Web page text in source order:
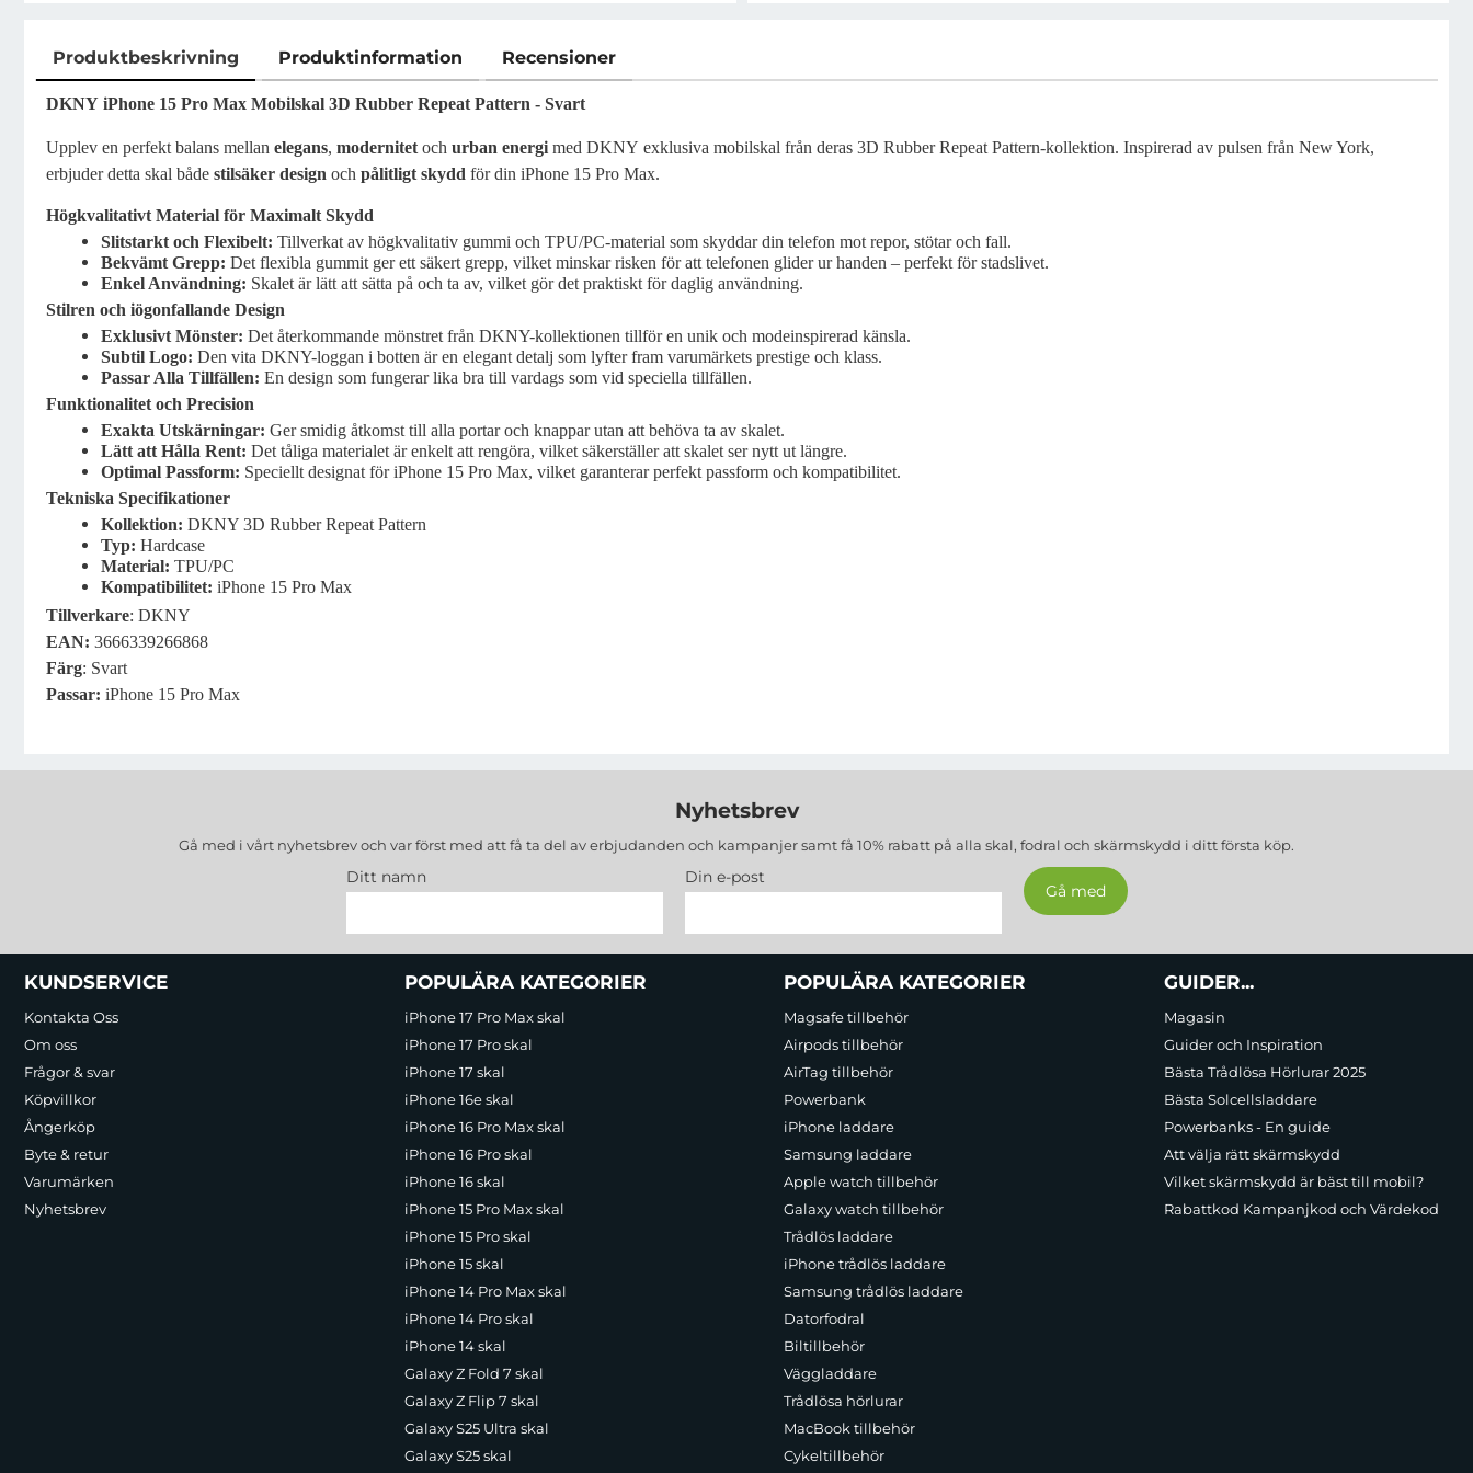
Produktbeskrivning Produktinformation Recensioner
Produktbeskrivning
DKNY iPhone 15 Pro Max Mobilskal 3D Rubber Repeat Pattern - Svart
Upplev en perfekt balans mellan elegans, modernitet och urban energi med DKNY exklusiva mobilskal från deras 3D Rubber Repeat Pattern-kollektion. Inspirerad av pulsen från New York,
erbjuder detta skal både stilsäker design och pålitligt skydd för din iPhone 15 Pro Max.
Högkvalitativt Material för Maximalt Skydd
Slitstarkt och Flexibelt: Tillverkat av högkvalitativ gummi och TPU/PC-material som skyddar din telefon mot repor, stötar och fall.
Bekvämt Grepp: Det flexibla gummit ger ett säkert grepp, vilket minskar risken för att telefonen glider ur handen – perfekt för stadslivet.
Enkel Användning: Skalet är lätt att sätta på och ta av, vilket gör det praktiskt för daglig användning.
Stilren och iögonfallande Design
Exklusivt Mönster: Det återkommande mönstret från DKNY-kollektionen tillför en unik och modeinspirerad känsla.
Subtil Logo: Den vita DKNY-loggan i botten är en elegant detalj som lyfter fram varumärkets prestige och klass.
Passar Alla Tillfällen: En design som fungerar lika bra till vardags som vid speciella tillfällen.
Funktionalitet och Precision
Exakta Utskärningar: Ger smidig åtkomst till alla portar och knappar utan att behöva ta av skalet.
Lätt att Hålla Rent: Det tåliga materialet är enkelt att rengöra, vilket säkerställer att skalet ser nytt ut längre.
Optimal Passform: Speciellt designat för iPhone 15 Pro Max, vilket garanterar perfekt passform och kompatibilitet.
Tekniska Specifikationer
Kollektion: DKNY 3D Rubber Repeat Pattern
Typ: Hardcase
Material: TPU/PC
Kompatibilitet: iPhone 15 Pro Max
Tillverkare: DKNY
EAN: 3666339266868
Färg: Svart
Passar: iPhone 15 Pro Max
Nyhetsbrev
Gå med i vårt nyhetsbrev och var först med att få ta del av erbjudanden och kampanjer samt få 10% rabatt på alla skal, fodral och skärmskydd i ditt första köp.
Ditt namn Din e-post
Sidfot Blandad info och länkar
KUNDSERVICE
Kontakta Oss
Om oss
Frågor & svar
Köpvillkor
Ångerköp
Byte & retur
Varumärken
Nyhetsbrev
POPULÄRA KATEGORIER
iPhone 17 Pro Max skal
iPhone 17 Pro skal
iPhone 17 skal
iPhone 16e skal
iPhone 16 Pro Max skal
iPhone 16 Pro skal
iPhone 16 skal
iPhone 15 Pro Max skal
iPhone 15 Pro skal
iPhone 15 skal
iPhone 14 Pro Max skal
iPhone 14 Pro skal
iPhone 14 skal
Galaxy Z Fold 7 skal
Galaxy Z Flip 7 skal
Galaxy S25 Ultra skal
Galaxy S25 skal
POPULÄRA KATEGORIER
Magsafe tillbehör
Airpods tillbehör
AirTag tillbehör
Powerbank
iPhone laddare
Samsung laddare
Apple watch tillbehör
Galaxy watch tillbehör
Trådlös laddare
iPhone trådlös laddare
Samsung trådlös laddare
Datorfodral
Biltillbehör
Väggladdare
Trådlösa hörlurar
MacBook tillbehör
Cykeltillbehör
GUIDER...
Magasin
Guider och Inspiration
Bästa Trådlösa Hörlurar 2025
Bästa Solcellsladdare
Powerbanks - En guide
Att välja rätt skärmskydd
Vilket skärmskydd är bäst till mobil?
Rabattkod Kampanjkod och Värdekod